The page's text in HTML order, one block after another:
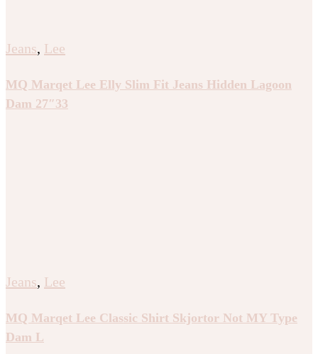
Jeans, Lee
MQ Marqet Lee Elly Slim Fit Jeans Hidden Lagoon
Dam 27″33
Jeans, Lee
MQ Marqet Lee Classic Shirt Skjortor Not MY Type
Dam L